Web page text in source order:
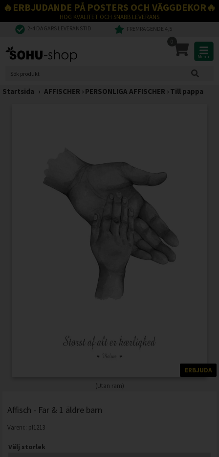
🔥ERBJUDANDE PÅ POSTERS OCH VÄGGDEKOR🔥
HÖG KVALITET OCH SNABB LEVERANS
2-4 DAGARS LEVERANSTID FREMRAGENDE 4,5
0
Menu
Startsida › AFFISCHER › PERSONLIGA AFFISCHER › Till pappa
ERBJUDA
(Utan ram)
Affisch - Far & 1 äldre barn
Varenr.: pl1213
Välj storlek